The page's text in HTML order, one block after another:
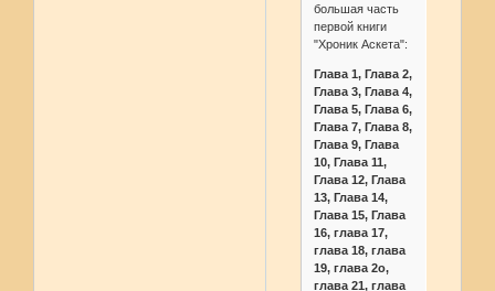
большая часть
первой книги
"Хроник Аскета":
Глава 1, Глава 2,
Глава 3, Глава 4,
Глава 5, Глава 6,
Глава 7, Глава 8,
Глава 9, Глава
10, Глава 11,
Глава 12, Глава
13, Глава 14,
Глава 15, Глава
16, глава 17,
глава 18, глава
19, глава 2о,
глава 21, глава